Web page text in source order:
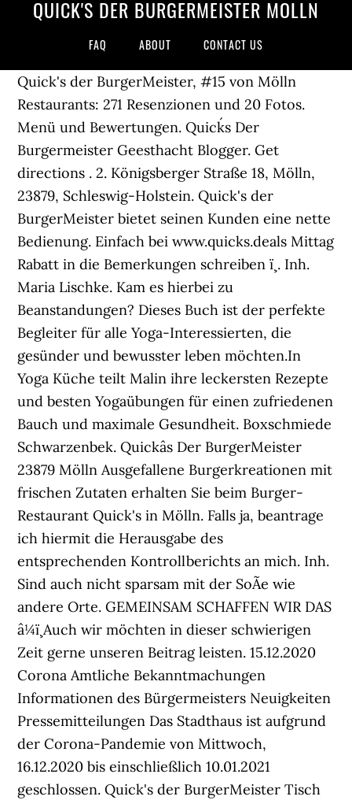
QUICK'S DER BURGERMEISTER MÖLLN
FAQ ABOUT CONTACT US
Quick's der BurgerMeister, #15 von Mölln
Restaurants: 271 Resenzionen und 20 Fotos.
Menü und Bewertungen. Quick´s Der
Burgermeister Geesthacht Blogger. Get
directions . 2. Königsberger Straße 18, Mölln,
23879, Schleswig-Holstein. Quick's der
BurgerMeister bietet seinen Kunden eine nette
Bedienung. Einfach bei www.quicks.deals Mittag
Rabatt in die Bemerkungen schreiben ï¸ . Inh.
Maria Lischke. Kam es hierbei zu
Beanstandungen? Dieses Buch ist der perfekte
Begleiter für alle Yoga-Interessierten, die
gesünder und bewusster leben möchten.In
Yoga Küche teilt Malin ihre leckersten Rezepte
und besten Yogaübungen für einen zufriedenen
Bauch und maximale Gesundheit. Boxschmiede
Schwarzenbek. Quickâs Der BurgerMeister
23879 Mölln Ausgefallene Burgerkreationen mit
frischen Zutaten erhalten Sie beim Burger-
Restaurant Quick's in Mölln. Falls ja, beantrage
ich hiermit die Herausgabe des
entsprechenden Kontrollberichts an mich. Inh.
Sind auch nicht sparsam mit der SoÃe wie
andere Orte. GEMEINSAM SCHAFFEN WIR DAS
â¼ï¸ Auch wir möchten in dieser schwierigen
Zeit gerne unseren Beitrag leisten. 15.12.2020
Corona Amtliche Bekanntmachungen
Informationen des Bürgermeisters Neuigkeiten
Pressemitteilungen Das Stadthaus ist aufgrund
der Corona-Pandemie von Mittwoch,
16.12.2020 bis einschließlich 10.01.2021
geschlossen. Quick's der BurgerMeister Tisch